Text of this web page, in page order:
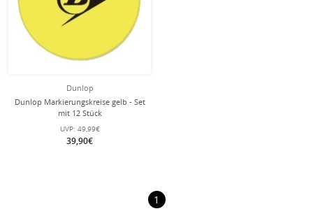
Dunlop
Dunlop Markierungskreise gelb - Set
mit 12 Stück
UVP: 49,99€
39,90€
1